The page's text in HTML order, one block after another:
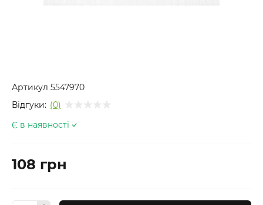
Артикул 5547970
Відгуки: (0)
Є в наявності
108 грн